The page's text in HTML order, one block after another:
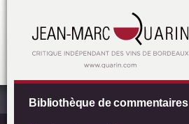
Bibliothèque de commentaires